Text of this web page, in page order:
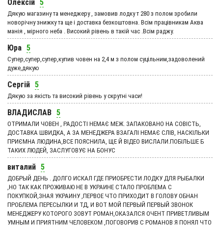
Олексій 5
Дякую магазину та менеджеру , замовив лодку т 280 з полом зробили
новорічну знижку та ще і доставка безкоштовна. Всім працівникам Аква
манія , мірного неба . Високий рівень в такій час .Всім раджу.
Юра 5
Супер,супер,супер,купив човен на 2,4 м з полом суцільним,задоволений
дуже,дякую
Сергій 5
Дякую за якість та високий рівень у скрутні часи!
ВЛАДИСЛАВ 5
ОТРИМАЛИ ЧОВЕН , РАДОСТІ НЕМАЄ МЕЖ. ЗАПАКОВАНО НА СОВІСТЬ,
ДОСТАВКА ШВИДКА, А ЗА МЕНЕДЖЕРА ВЗАГАЛІ НЕМАЄ СЛІВ, НАСКІЛЬКИ
ПРИЄМНА ЛЮДИНА,ВСЕ ПОЯСНИЛА, ЩЕ Й ВІДЕО ВИСЛАЛИ.ПОБІЛЬШЕ Б
ТАКИХ ЛЮДЕЙ, ЗАСЛУГОВУЄ НА БОНУС
виталий 5
ДОБРЫЙ ДЕНЬ . ДОЛГО ИСКАЛ ГДЕ ПРИОБРЕСТИ ЛОДКУ ДЛЯ РЫБАЛКИ
,НО ТАК КАК ПРОЖИВАЮ НЕ В УКРАИНЕ СТАЛО ПРОБЛЕМА С
ПОКУПКОЙ,ЗНАЯ УКРАИНУ ,ПЕРВОЕ ЧТО ПРИХОДИТ В ГОЛОВУ ОБНАН
ПРОБЛЕМА ПЕРЕСЫЛКИ И ТД, И ВОТ МОЙ ПЕРВЫЙ ПЕРВЫЙ ЗВОНОК
МЕНЕДЖЕРУ КОТОРОГО ЗОВУТ РОМАН,ОКАЗАЛСЯ ОЧЕНТ ПРИВЕТЛИВЫМ
УМНЫМ И ПРИЯТНИМ ЧЕЛОВЕКОМ ,ПОГОВОРИВ С РОМАНОВ Я ПОНЯЛ ЧТО